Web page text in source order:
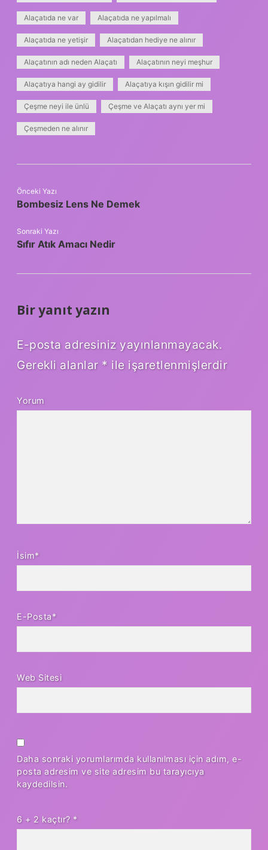
Alaçatıda ne var Alaçatıda ne yapılmalı
Alaçatıda ne yetişir Alaçatıdan hediye ne alınır
Alaçatının adı neden Alaçatı Alaçatının neyi meşhur
Alaçatıya hangi ay gidilir Alaçatıya kışın gidilir mi
Çeşme neyi ile ünlü Çeşme ve Alaçatı aynı yer mi
Çeşmeden ne alınır
Önceki Yazı
Bombesiz Lens Ne Demek
Sonraki Yazı
Sıfır Atık Amacı Nedir
Bir yanıt yazın
E-posta adresiniz yayınlanmayacak.
Gerekli alanlar * ile işaretlenmişlerdir
Yorum
İsim*
E-Posta*
Web Sitesi
Daha sonraki yorumlarımda kullanılması için adım, e-
posta adresim ve site adresim bu tarayıcıya
kaydedilsin.
6 + 2 kaçtır? *